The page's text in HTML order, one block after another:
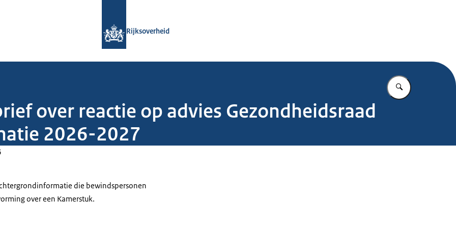
Rijksoverheid
Vul in wat u
over reactie op advies Gezondheidsraad
2026-2027
die bewindspersonen
over een Kamerstuk.